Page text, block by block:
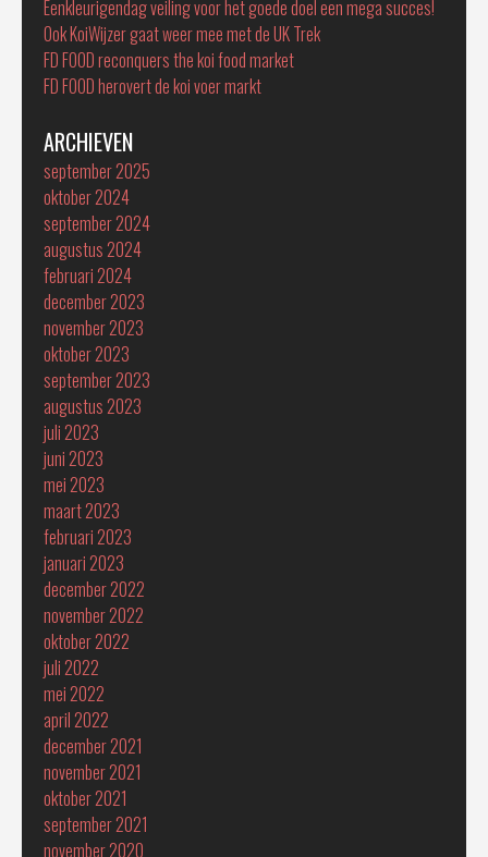
Eenkleurigendag veiling voor het goede doel een mega succes!
Ook KoiWijzer gaat weer mee met de UK Trek
FD FOOD reconquers the koi food market
FD FOOD herovert de koi voer markt
ARCHIEVEN
september 2025
oktober 2024
september 2024
augustus 2024
februari 2024
december 2023
november 2023
oktober 2023
september 2023
augustus 2023
juli 2023
juni 2023
mei 2023
maart 2023
februari 2023
januari 2023
december 2022
november 2022
oktober 2022
juli 2022
mei 2022
april 2022
december 2021
november 2021
oktober 2021
september 2021
november 2020